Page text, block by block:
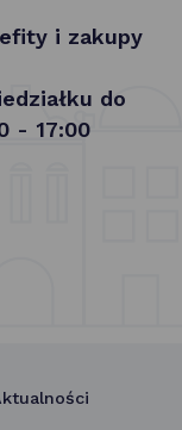
i zakupy
do
- 17:00